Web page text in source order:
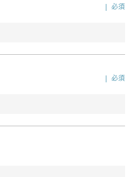
必須
必須